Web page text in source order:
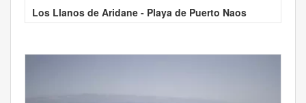
Los Llanos de Aridane - Playa de Puerto Naos